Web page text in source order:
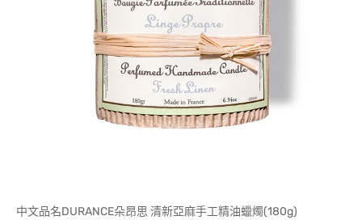
中文品名DURANCE朵昂思 清新亞麻手工精油蠟燭(180g)